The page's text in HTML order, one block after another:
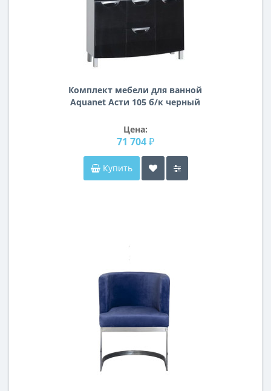
Комплект мебели для ванной
Aquanet Асти 105 б/к черный
Цена:
71 704 ₽
Купить